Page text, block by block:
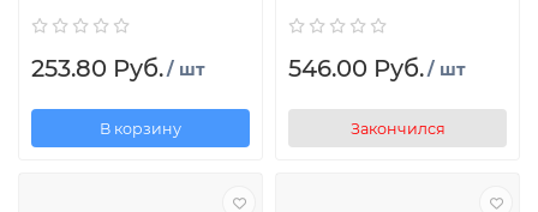
253.80 Руб./ шт
В корзину
546.00 Руб./ шт
Закончился